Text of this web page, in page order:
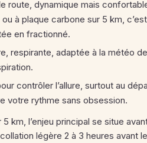
route, dynamique mais
à plaque carbone sur 5 km,
en fractionné.
respirante, adaptée à la météo
contrôler l’allure, surtout au
votre rythme sans obsession.
km, l’enjeu principal se situe
légère 2 à 3 heures avant